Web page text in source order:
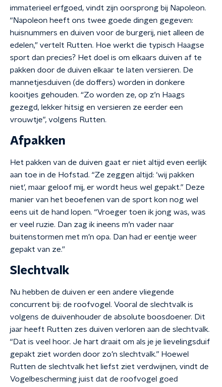
immaterieel erfgoed, vindt zijn oorsprong bij Napoleon.
“Napoleon heeft ons twee goede dingen gegeven:
huisnummers en duiven voor de burgerij, niet alleen de
edelen,” vertelt Rutten. Hoe werkt die typisch Haagse
sport dan precies? Het doel is om elkaars duiven af te
pakken door de duiven elkaar te laten versieren. De
mannetjesduiven (de doffers) worden in donkere
kooitjes gehouden. “Zo worden ze, op z’n Haags
gezegd, lekker hitsig en versieren ze eerder een
vrouwtje”, volgens Rutten.
Afpakken
Het pakken van de duiven gaat er niet altijd even eerlijk
aan toe in de Hofstad. “Ze zeggen altijd: 'wij pakken
niet', maar geloof mij, er wordt heus wel gepakt.” Deze
manier van het beoefenen van de sport kon nog wel
eens uit de hand lopen. “Vroeger toen ik jong was, was
er veel ruzie. Dan zag ik ineens m’n vader naar
buitenstormen met m’n opa. Dan had er eentje weer
gepakt van ze.”
Slechtvalk
Nu hebben de duiven er een andere vliegende
concurrent bij: de roofvogel. Vooral de slechtvalk is
volgens de duivenhouder de absolute boosdoener. Dit
jaar heeft Rutten zes duiven verloren aan de slechtvalk.
“Dat is veel hoor. Je hart draait om als je je lievelingsduif
gepakt ziet worden door zo’n slechtvalk.” Hoewel
Rutten de slechtvalk het liefst ziet verdwijnen, vindt de
Vogelbescherming juist dat de roofvogel goed